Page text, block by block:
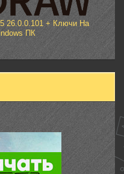
26.0.0.101 + Ключи На
ПК